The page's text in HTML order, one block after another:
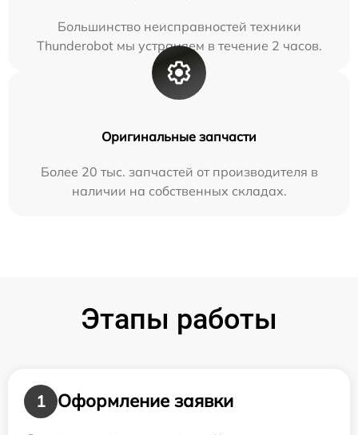
Большинство неисправностей техники
Thunderobot мы устраняем в течение 2 часов.
Оригинальные запчасти
Более 20 тыс. запчастей от производителя в
наличии на собственных складах.
Этапы работы
1
Оформление заявки